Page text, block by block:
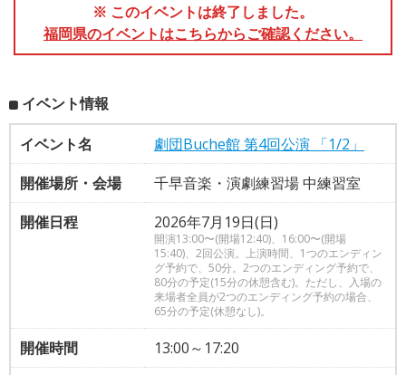
※ このイベントは終了しました。
福岡県のイベントはこちらからご確認ください。
イベント情報
イベント名
劇団Buche館 第4回公演 「1/2」
開催場所・会場
千早音楽・演劇練習場 中練習室
開催日程
2026年7月19日(日)
開演13:00〜(開場12:40)、16:00〜(開場
15:40)、2回公演。上演時間、1つのエンディン
グ予約で、50分。2つのエンディング予約で、
80分の予定(15分の休憩含む)。ただし、入場の
来場者全員が2つのエンディング予約の場合、
65分の予定(休憩なし)。
開催時間
13:00～17:20